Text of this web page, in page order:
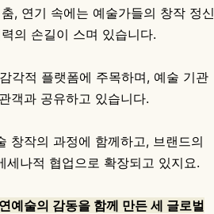
, 연기 속에는 예술가들의 창작 정신
의 손길이 스며 있습니다.
각적 플랫폼에 주목하며, 예술 기관
객과 공유하고 있습니다.
창작의 과정에 함께하고, 브랜드의
나적 협업으로 확장되고 있지요.
예술의 감동을 함께 만든 세 글로벌